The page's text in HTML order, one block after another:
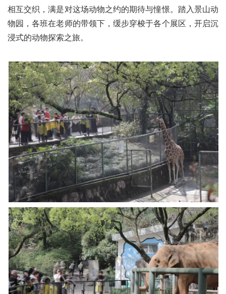
相互交织，满是对这场动物之约的期待与憧憬。踏入景山动
物园 ，各班在老师的带领下，缓步穿梭于各个展区，开启沉
浸式的动物探索之旅。